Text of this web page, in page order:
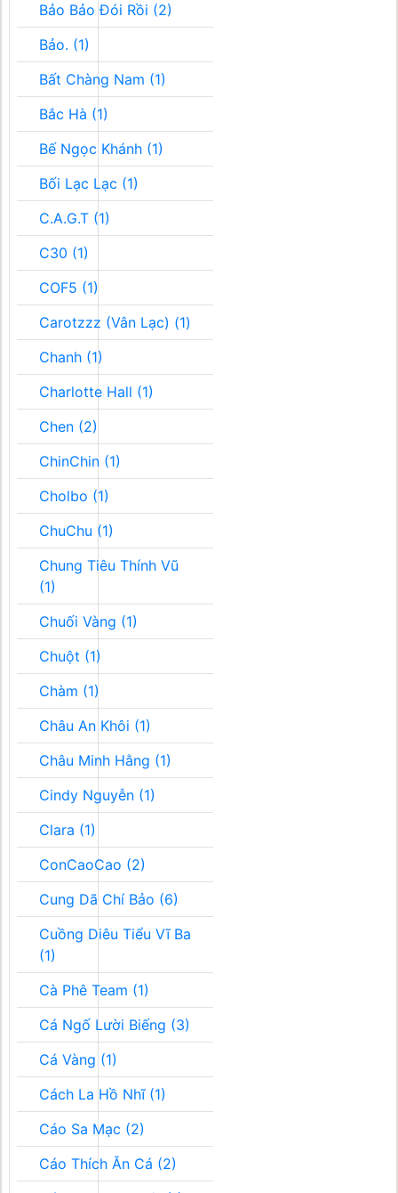
Bảo Bảo Đói Rồi (2)
Bảo. (1)
Bất Chàng Nam (1)
Bắc Hà (1)
Bế Ngọc Khánh (1)
Bối Lạc Lạc (1)
C.A.G.T (1)
C30 (1)
COF5 (1)
Carotzzz (Vân Lạc) (1)
Chanh (1)
Charlotte Hall (1)
Chen (2)
ChinChin (1)
Cholbo (1)
ChuChu (1)
Chung Tiêu Thính Vũ
(1)
Chuối Vàng (1)
Chuột (1)
Chàm (1)
Châu An Khôi (1)
Châu Minh Hằng (1)
Cindy Nguyễn (1)
Clara (1)
ConCaoCao (2)
Cung Dã Chí Bảo (6)
Cuồng Diêu Tiểu Vĩ Ba
(1)
Cà Phê Team (1)
Cá Ngố Lười Biếng (3)
Cá Vàng (1)
Cách La Hồ Nhĩ (1)
Cáo Sa Mạc (2)
Cáo Thích Ăn Cá (2)